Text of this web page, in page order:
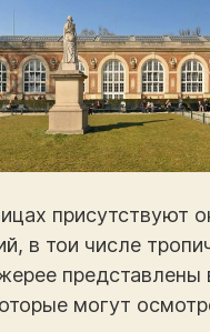
присутствуют
в тои числе
представлены
могут